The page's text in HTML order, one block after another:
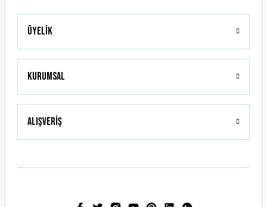
Gönder
Üyelik
Kurumsal
Alışveriş